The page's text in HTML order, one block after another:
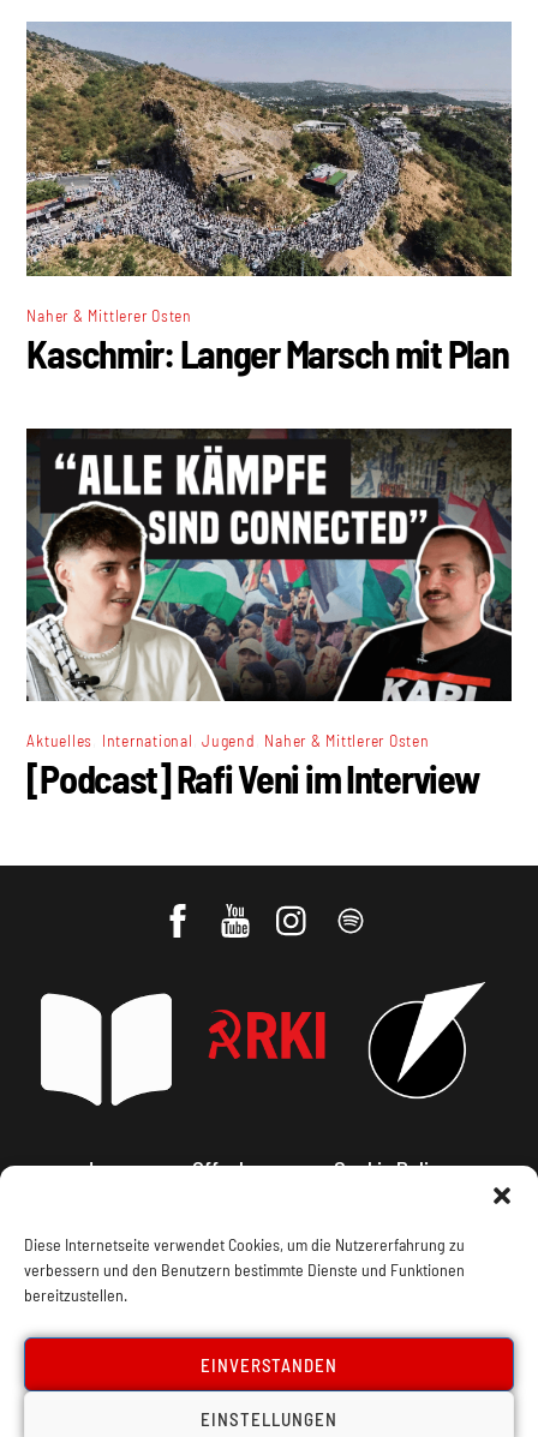
Diese Internetseite verwendet Cookies, um die Nutzererfahrung zu
verbessern und den Benutzern bestimmte Dienste und Funktionen
bereitzustellen.
EINVERSTANDEN
EINSTELLUNGEN
Naher & Mittlerer Osten
Kaschmir: Langer Marsch mit Plan
Aktuelles International ,Jugend Naher & Mittlerer Osten
[Podcast] Rafi Veni im Interview
Impressum, Offenlegung Cookie Policy
Datenschutz Kontakt